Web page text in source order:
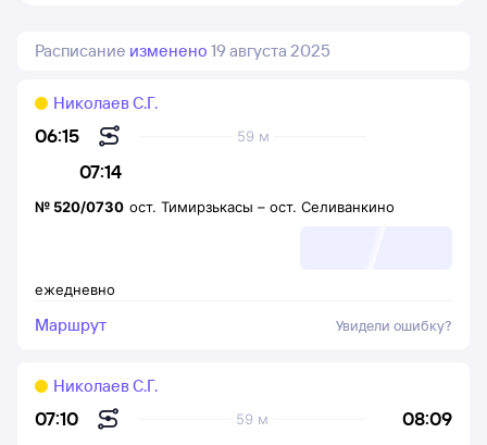
Расписание изменено 19 августа 2025
06:15
07:14
59 м
Николаев С.Г.
ежедневно
№ 520/0730 ост. Тимирзькасы – ост. Селиванкино
Маршрут Увидели ошибку?
07:10 08:09
59 м
Николаев С.Г.